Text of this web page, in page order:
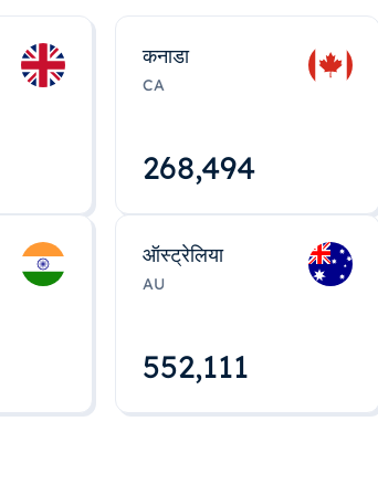
कनाडा
CA
268,495
ऑस्ट्रेलिया
AU
552,112